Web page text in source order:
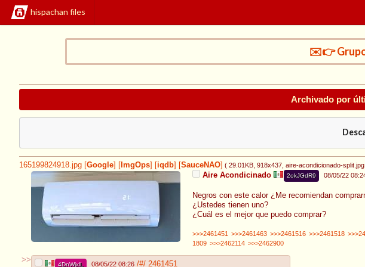
hispachan files
✉️👉 Grupo
Archivado por
165199824918.jpg Google ImgOps iqdb SauceNAO ( 29.01KB , 918x437 , aire-acondicionado-split.jpg
Aire Acondicinado 2okJGdR9 08/05/22
Negros con este calor ¿Me recomiendan
¿Ustedes tienen uno?
¿Cuál es el mejor que puedo comprar?
>>>2461451 >>>2461463 >>>2461516 >>>2461518
1809 >>>2462114 >>>2462900
>>
4DnWjxlL 08/05/22 08:26 /#/ 2461451